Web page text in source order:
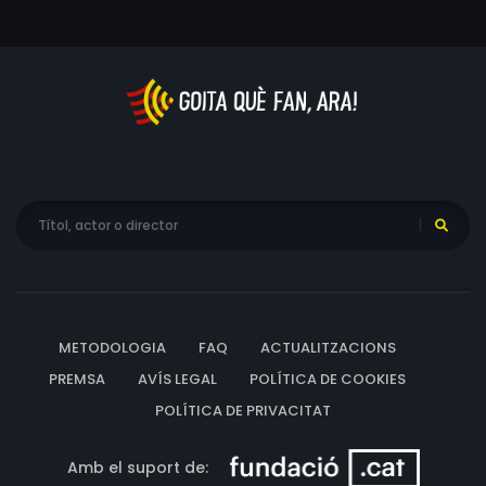
METODOLOGIA FAQ
ACTUALITZACIONS
PREMSA
AVÍS LEGAL
POLÍTICA DE COOKIES
POLÍTICA DE PRIVACITAT
Amb el suport de: